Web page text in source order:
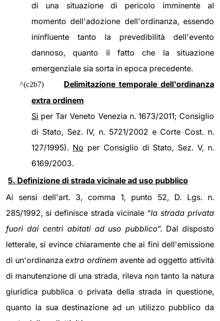
di una situazione di pericolo imminente al
momento dell'adozione dell'ordinanza, essendo
ininfluente tanto la prevedibilità dell'evento
dannoso, quanto il fatto che la situazione
emergenziale sia sorta in epoca precedente.
^(c2b7)
Delimitazione temporale dell'ordinanza
extra ordinem
Si per Tar Veneto Venezia n. 1673/2011; Consiglio
di Stato, Sez. IV, n. 5721/2002 e Corte Cost. n.
127/1995). No per Consiglio di Stato, Sez. V, n.
6169/2003.
5. Definizione di strada vicinale ad uso pubblico
Ai sensi dell'art. 3, comma 1, punto 52, D. Lgs. n.
285/1992, si definisce strada vicinale “la strada privata
fuori dai centri abitati ad uso pubblico”. Dal disposto
letterale, si evince chiaramente che ai fini dell'emissione
di un'ordinanzaextra ordinem avente ad oggetto attività
di manutenzione di una strada, rileva non tanto la natura
giuridica pubblica o privata della strada in questione,
quanto la sua destinazione ad un utilizzo pubblico da